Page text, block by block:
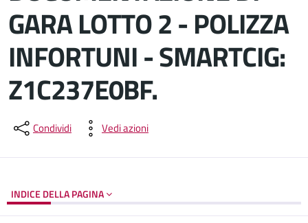
GARA LOTTO 2 - POLIZZA
INFORTUNI - SMARTCIG:
Z1C237E0BF.
Dettagli del documento
Condividi Vedi azioni
INDICE DELLA PAGINA